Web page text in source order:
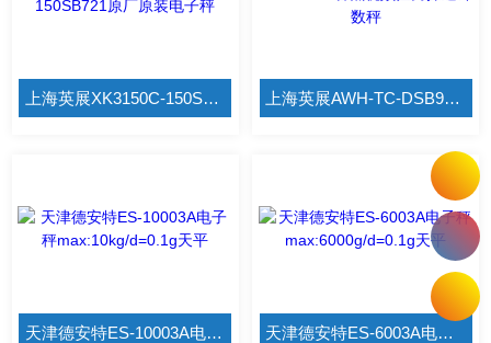
上海英展XK3150C-150SB721原厂原装电子秤 上海英展AWH-TC-DSB92199香蕉视频猛男操逼计数秤
天津德安特ES-10003A电子秤max:10kg/d=0.1g天平 天津德安特ES-6003A电子秤max:6000g/d=0.1g天平